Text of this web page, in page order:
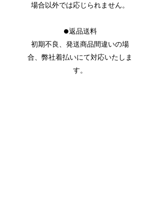
場合以外では応じられません。
●返品送料
初期不良、発送商品間違いの場
合、弊社着払いにて対応いたしま
す。